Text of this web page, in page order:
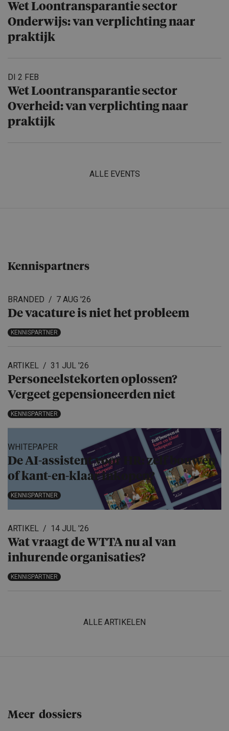
Wet Loontrans­pa­rantie sector
Onderwijs: van verplich­ting naar
praktijk
DI 2 FEB
Wet Loontrans­pa­rantie sector
Overheid: van verplich­ting naar
praktijk
ALLE EVENTS
Kennispartners
BRANDED 7 AUG '26
De vacature is niet het probleem
KENNISPARTNER
ARTIKEL 31 JUL '26
Personeels­te­korten oplossen?
Vergeet gepensio­neerden niet
KENNISPARTNER
WHITEPAPER
De AI-assistent voor HR: zelf bouwen
of kant-en-klaar inkopen?
KENNISPARTNER
ARTIKEL 14 JUL '26
Wat vraagt de WTTA nu al van
inhurende organisa­ties?
KENNISPARTNER
ALLE ARTIKELEN
Meer dossiers